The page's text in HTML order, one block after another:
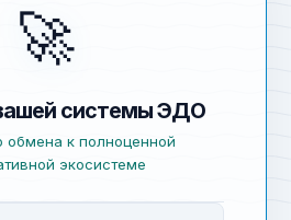
🚀
системы ЭДО
обмена к полноценной
экосистеме